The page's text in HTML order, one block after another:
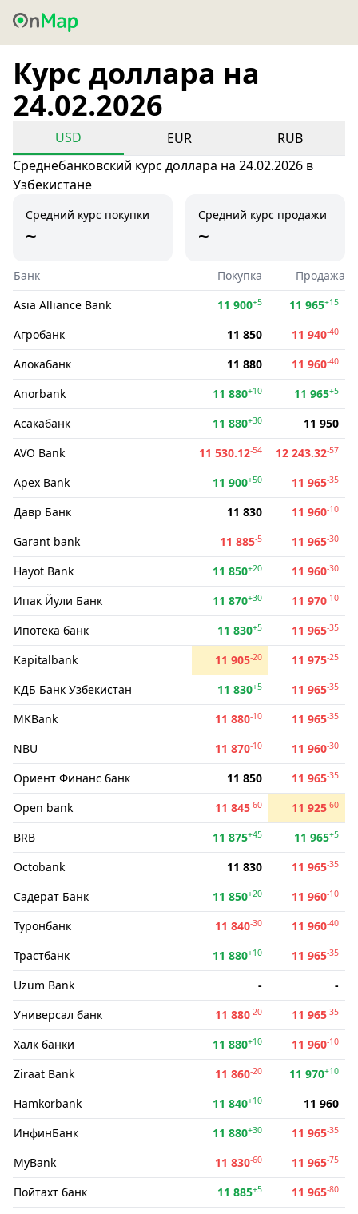
Курс доллара на
24.02.2026
USD EUR
RUB
Среднебанковский курс доллара на 24.02.2026 в
Узбекистане
Средний курс покупки
~
Средний курс продажи
~
Банк Покупка
Продажа
Asia Alliance Bank
11 900+5 11 965+15
Агробанк 11 850 11 940-40
Алокабанк 11 880 11 960-40
Anorbank 11 880+10 11 965+5
Асакабанк 11 880+30
11 950
AVO Bank
11 530.12-54 12 243.32-57
Apex Bank 11 900+50 11 965-35
Давр Банк 11 830 11 960-10
Garant bank 11 885-5 11 965-30
Hayot Bank 11 850+20 11 960-30
Ипак Йули Банк 11 870+30 11 970-10
Ипотека банк 11 830+5 11 965-35
Kapitalbank 11 905-20 11 975-25
КДБ Банк Узбекистан 11 830+5 11 965-35
MKBank 11 880-10 11 965-35
NBU 11 870-10 11 960-30
Ориент Финанс банк 11 850 11 965-35
Open bank 11 845-60 11 925-60
BRB 11 875+45 11 965+5
Octobank 11 830 11 965-35
Садерат Банк 11 850+20 11 960-10
Туронбанк 11 840-30 11 960-40
Трастбанк 11 880+10 11 965-35
Uzum Bank -
-
Универсал банк
11 880-20 11 965-35
Халк банки 11 880+10 11 960-10
Ziraat Bank 11 860-20 11 970+10
Hamkorbank 11 840+10
11 960
ИнфинБанк
11 880+30 11 965-35
MyBank 11 830-60 11 965-75
Пойтахт банк 11 885+5 11 965-80